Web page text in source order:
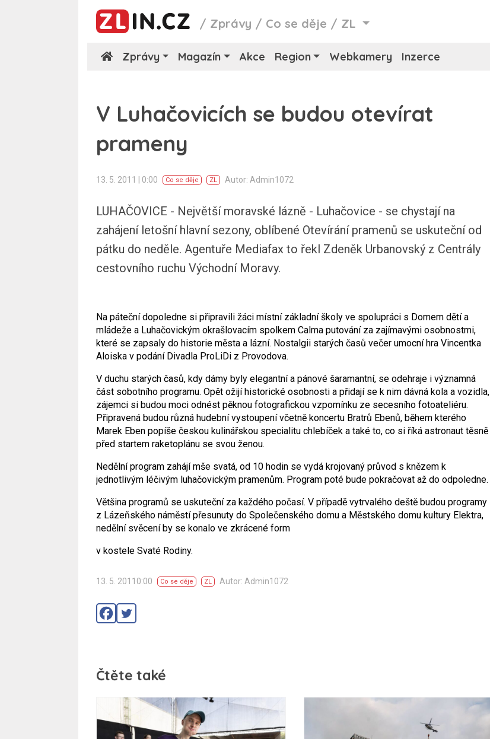
/ Zprávy / Co se děje / ZL
Zprávy Magazín Akce Region Webkamery Inzerce
V Luhačovicích se budou otevírat
prameny
13. 5. 2011 | 0:00 Co se děje ZL Autor: Admin1072
LUHAČOVICE - Největší moravské lázně - Luhačovice - se chystají na
zahájení letošní hlavní sezony, oblíbené Otevírání pramenů se uskuteční od
pátku do neděle. Agentuře Mediafax to řekl Zdeněk Urbanovský z Centrály
cestovního ruchu Východní Moravy.
Na páteční dopoledne si připravili žáci místní základní školy ve spolupráci s Domem dětí a
mládeže a Luhačovickým okrašlovacím spolkem Calma putování za zajímavými osobnostmi,
které se zapsaly do historie města a lázní. Nostalgii starých časů večer umocní hra Vincentka
Aloiska v podání Divadla ProLiDi z Provodova.
V duchu starých časů, kdy dámy byly elegantní a pánové šaramantní, se odehraje i významná
část sobotního programu. Opět ožijí historické osobnosti a přidají se k nim dávná kola a vozidla,
zájemci si budou moci odnést pěknou fotografickou vzpomínku ze secesního fotoateliéru.
Připravená budou různá hudební vystoupení včetně koncertu Bratrů Ebenů, během kterého
Marek Eben popíše českou kulinářskou specialitu chlebíček a také to, co si říká astronaut těsně
před startem raketoplánu se svou ženou.
Nedělní program zahájí mše svatá, od 10 hodin se vydá krojovaný průvod s knězem k
jednotlivým léčivým luhačovickým pramenům. Program poté bude pokračovat až do odpoledne.
Většina programů se uskuteční za každého počasí. V případě vytrvalého deště budou programy
z Lázeňského náměstí přesunuty do Společenského domu a Městského domu kultury Elektra,
nedělní svěcení by se konalo ve zkrácené form
v kostele Svaté Rodiny.
13. 5. 20110:00 Co se děje ZL Autor: Admin1072
Čtěte také